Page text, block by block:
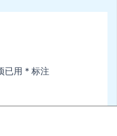
已用 * 标注